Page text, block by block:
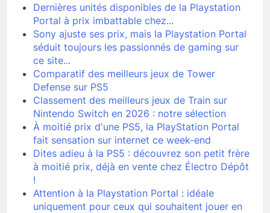
Dernières unités disponibles de la Playstation
Portal à prix imbattable chez...
Sony ajuste ses prix, mais la Playstation Portal
séduit toujours les passionnés de gaming sur
ce site...
Comparatif des meilleurs jeux de Tower
Defense sur PS5
Classement des meilleurs jeux de Train sur
Nintendo Switch en 2026 : notre sélection
À moitié prix d'une PS5, la PlayStation Portal
fait sensation sur internet ce week-end
Dites adieu à la PS5 : découvrez son petit frère
à moitié prix, déjà en vente chez Électro Dépôt
!
Attention à la Playstation Portal : idéale
uniquement pour ceux qui souhaitent jouer en